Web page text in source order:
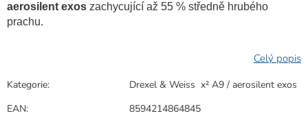
aerosilent exos zachycující až 55 % středně hrubého
prachu.
Kategorie:
Drexel & Weiss x² A9 / aerosilent exos
EAN:
8594214864845